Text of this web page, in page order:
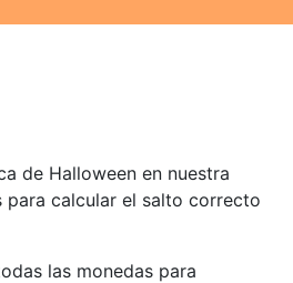
de Halloween en nuestra
para calcular el salto correcto
las monedas para